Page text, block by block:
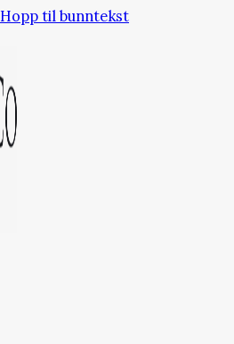
Hopp til bunntekst